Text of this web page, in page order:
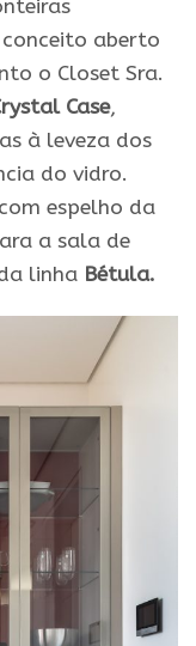
aberto
o Closet Sra.
Case,
à leveza dos
do vidro.
espelho da
a sala de
linha Bétula.